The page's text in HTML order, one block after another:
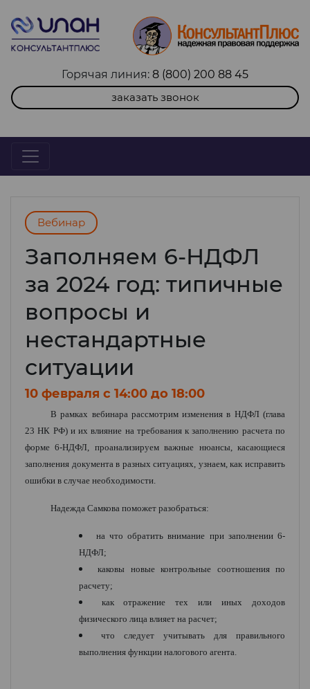
Горячая линия: 8 (800) 200 88 45
заказать звонок
Вебинар
Заполняем 6-НДФЛ
за 2024 год: типичные
вопросы и
нестандартные
ситуации
10 февраля c 14:00 до 18:00
В рамках вебинара рассмотрим изменения в НДФЛ (глава
23 НК РФ) и их влияние на требования к заполнению расчета по
форме 6-НДФЛ, проанализируем важные нюансы, касающиеся
заполнения документа в разных ситуациях, узнаем, как исправить
ошибки в случае необходимости.
Надежда Самкова поможет разобраться:
на что обратить внимание при заполнении 6-
НДФЛ;
каковы новые контрольные соотношения по
расчету;
как отражение тех или иных доходов
физического лица влияет на расчет;
что следует учитывать для правильного
выполнения функции налогового агента.